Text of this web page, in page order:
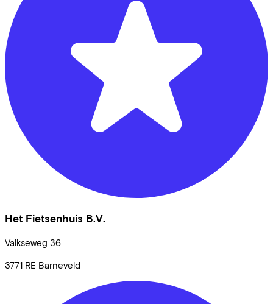
Het Fietsenhuis B.V.
Valkseweg 36
3771 RE Barneveld